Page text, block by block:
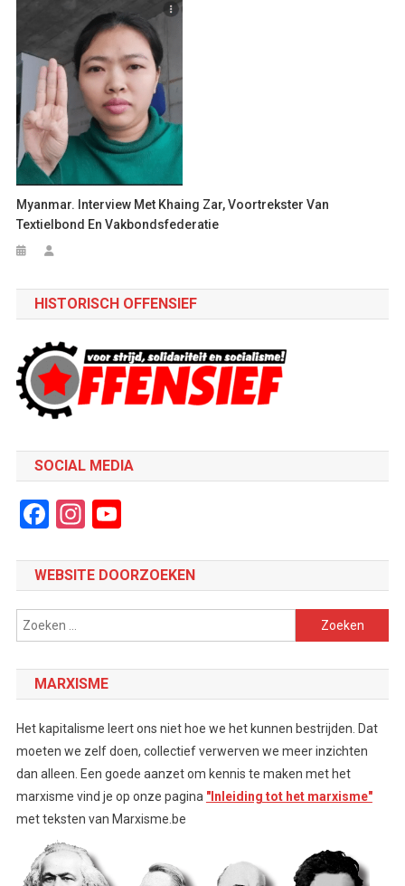
Myanmar. Interview Met Khaing Zar, Voortrekster Van
Textielbond En Vakbondsfederatie
HISTORISCH OFFENSIEF
SOCIAL MEDIA
Facebook
Instagram
WEBSITE DOORZOEKEN
Zoeken
naar:
MARXISME
Het kapitalisme leert ons niet hoe we het kunnen bestrijden. Dat
moeten we zelf doen, collectief verwerven we meer inzichten
dan alleen. Een goede aanzet om kennis te maken met het
marxisme vind je op onze pagina "Inleiding tot het marxisme"
met teksten van Marxisme.be